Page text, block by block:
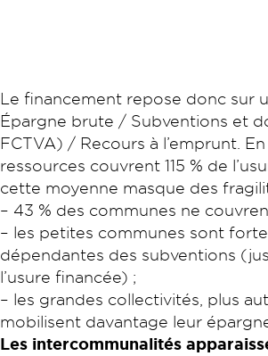
Le financement repose donc sur
Épargne brute / Subventions et
FCTVA) / Recours à l’emprunt.
ressources couvrent 115 % de
cette moyenne masque des
– 43 % des communes ne
– les petites communes sont
dépendantes des subventions
l’usure financée) ;
– les grandes collectivités, plus
mobilisent davantage leur
Les intercommunalités